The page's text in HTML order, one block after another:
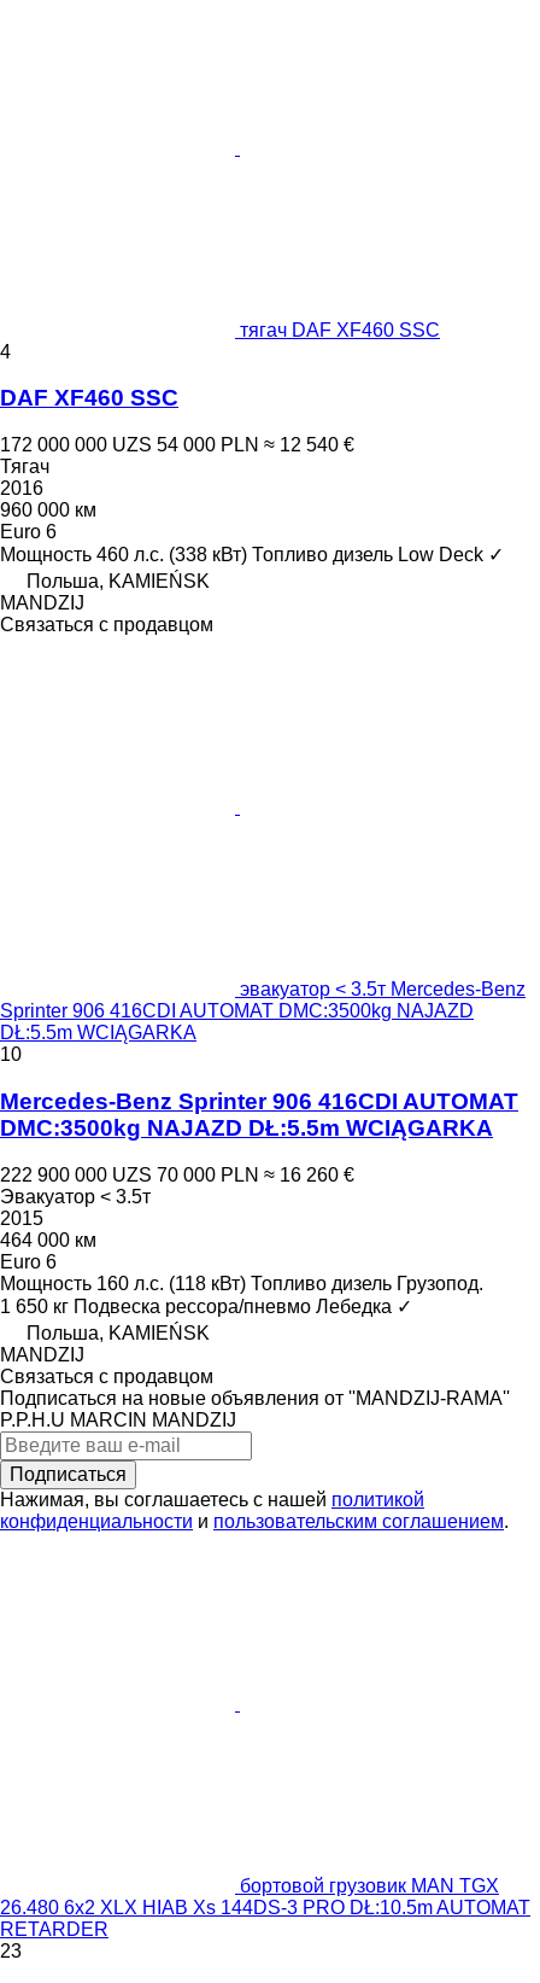
тягач DAF XF460 SSC
4
DAF XF460 SSC
172 000 000 UZS 54 000 PLN ≈ 12 540 €
Тягач
2016
960 000 км
Euro 6
Мощность 460 л.с. (338 кВт) Топливо дизель Low Deck ✓
Польша, KAMIEŃSK
MANDZIJ
Связаться с продавцом
эвакуатор < 3.5т Mercedes-Benz
Sprinter 906 416CDI AUTOMAT DMC:3500kg NAJAZD
DŁ:5.5m WCIĄGARKA
10
Mercedes-Benz Sprinter 906 416CDI AUTOMAT
DMC:3500kg NAJAZD DŁ:5.5m WCIĄGARKA
222 900 000 UZS 70 000 PLN ≈ 16 260 €
Эвакуатор < 3.5т
2015
464 000 км
Euro 6
Мощность 160 л.с. (118 кВт) Топливо дизель Грузопод.
1 650 кг Подвеска рессора/пневмо Лебедка ✓
Польша, KAMIEŃSK
MANDZIJ
Связаться с продавцом
Подписаться на новые объявления от ''MANDZIJ-RAMA''
P.P.H.U MARCIN MANDZIJ
Подписаться
Нажимая, вы соглашаетесь с нашей политикой
конфиденциальности и пользовательским соглашением.
бортовой грузовик MAN TGX
26.480 6x2 XLX HIAB Xs 144DS-3 PRO DŁ:10.5m AUTOMAT
RETARDER
23